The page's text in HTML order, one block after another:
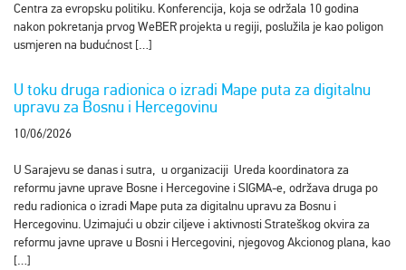
Centra za evropsku politiku. Konferencija, koja se održala 10 godina
nakon pokretanja prvog WeBER projekta u regiji, poslužila je kao poligon
usmjeren na budućnost […]
U toku druga radionica o izradi Mape puta za digitalnu
upravu za Bosnu i Hercegovinu
10/06/2026
U Sarajevu se danas i sutra, u organizaciji Ureda koordinatora za
reformu javne uprave Bosne i Hercegovine i SIGMA-e, održava druga po
redu radionica o izradi Mape puta za digitalnu upravu za Bosnu i
Hercegovinu. Uzimajući u obzir ciljeve i aktivnosti Strateškog okvira za
reformu javne uprave u Bosni i Hercegovini, njegovog Akcionog plana, kao
[…]